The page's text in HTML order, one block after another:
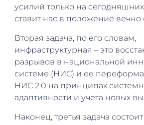
усилий только на
ставит нас в положение вечно
Вторая задача, по его словам,
инфраструктурная – это
разрывов в национальной
системе (НИС) и ее
НИС 2.0 на принципах
адаптивности и учета новых
Наконец, третья задача